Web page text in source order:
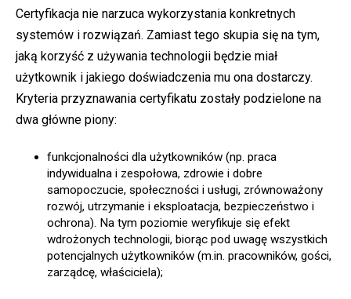
Certyfikacja nie narzuca wykorzystania konkretnych
systemów i rozwiązań. Zamiast tego skupia się na tym,
jaką korzyść z używania technologii będzie miał
użytkownik i jakiego doświadczenia mu ona dostarczy.
Kryteria przyznawania certyfikatu zostały podzielone na
dwa główne piony:
funkcjonalności dla użytkowników (np. praca
indywidualna i zespołowa, zdrowie i dobre
samopoczucie, społeczności i usługi, zrównoważony
rozwój, utrzymanie i eksploatacja, bezpieczeństwo i
ochrona). Na tym poziomie weryfikuje się efekt
wdrożonych technologii, biorąc pod uwagę wszystkich
potencjalnych użytkowników (m.in. pracowników, gości,
zarządcę, właściciela);